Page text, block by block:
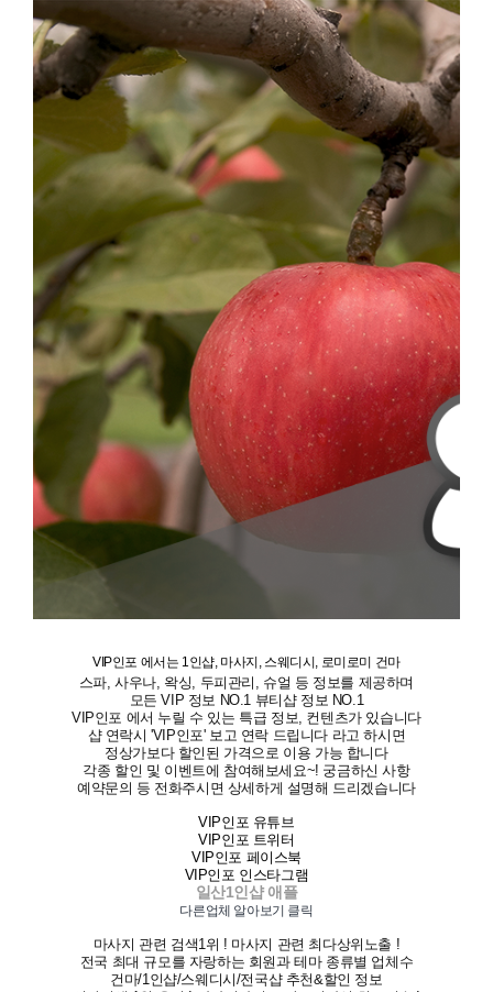
VIP인포 에서는 1인샵, 마사지, 스웨디시, 로미로미 건마
스파, 사우나, 왁싱, 두피관리, 슈얼 등 정보를 제공하며
모든 VIP 정보 NO.1 뷰티샵 정보 NO.1
VIP인포 에서 누릴 수 있는 특급 정보, 컨텐츠가 있습니다
샵 연락시 'VIP인포' 보고 연락 드립니다 라고 하시면
정상가보다 할인된 가격으로 이용 가능 합니다
각종 할인 및 이벤트에 참여해보세요~! 궁금하신 사항
예약문의 등 전화주시면 상세하게 설명해 드리겠습니다
VIP인포 유튜브
VIP인포 트위터
VIP인포 페이스북
VIP인포 인스타그램
일산1인샵 애플
다른업체 알아보기 클릭
마사지 관련 검색1위 ! 마사지 관련 최다상위노출 !
전국 최대 규모를 자랑하는 회원과 테마 종류별 업체수
건마/1인샵/스웨디시/전국샵 추천&할인 정보